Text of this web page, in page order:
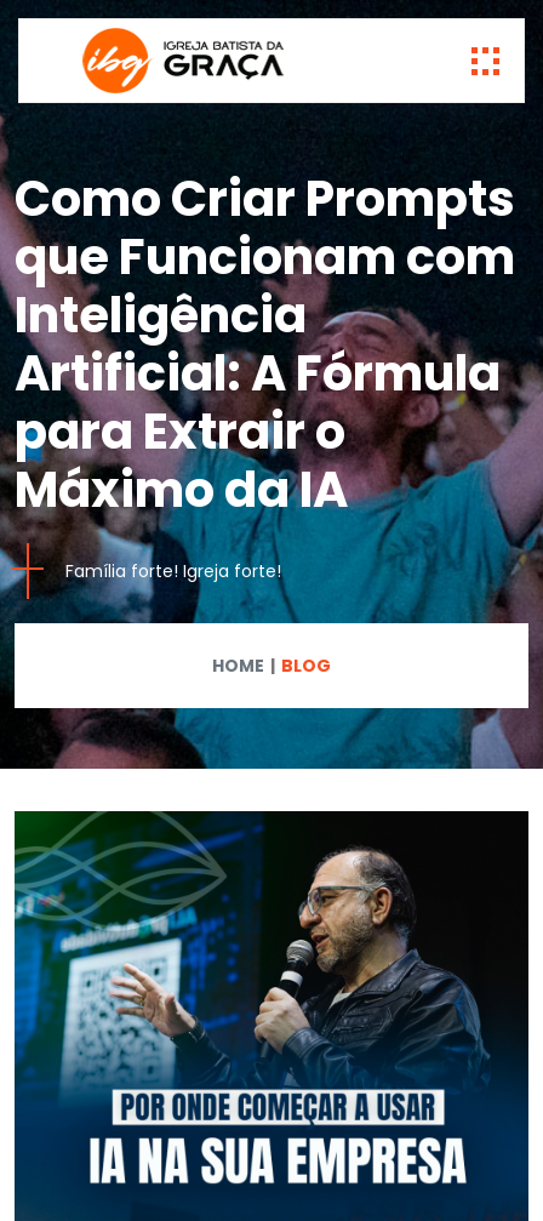
Como Criar Prompts
que Funcionam com
Inteligência
Artificial: A Fórmula
para Extrair o
Máximo da IA
Família forte! Igreja forte!
HOME BLOG